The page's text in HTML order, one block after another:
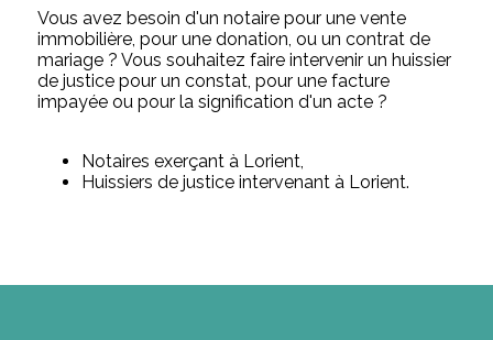
Vous avez besoin d'un notaire pour une vente
immobilière, pour une donation, ou un contrat de
mariage ? Vous souhaitez faire intervenir un huissier
de justice pour un constat, pour une facture
impayée ou pour la signification d'un acte ?
Notaires exerçant à Lorient,
Huissiers de justice intervenant à Lorient.